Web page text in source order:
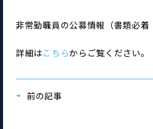
非常勤職員の公募情報（書類必着
詳細はこちらからご覧ください。
前の記事